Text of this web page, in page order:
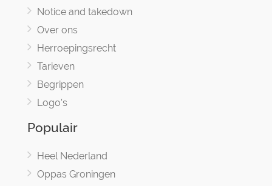
Notice and takedown
Over ons
Herroepingsrecht
Tarieven
Begrippen
Logo's
Populair
Heel Nederland
Oppas Groningen